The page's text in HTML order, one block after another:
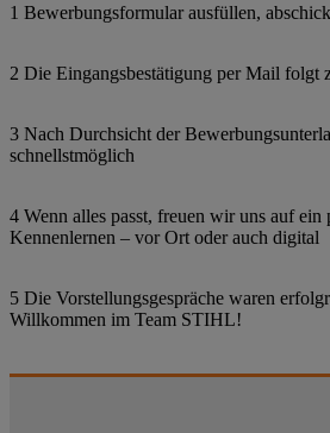
1 Bewerbungsformular ausfüllen,
2 Die Eingangsbestätigung per Mail folgt
3 Nach Durchsicht der
schnellstmöglich
4 Wenn alles passt, freuen wir uns auf ein
Kennenlernen – vor Ort oder auch digital
5 Die Vorstellungsgespräche waren
Willkommen im Team STIHL!